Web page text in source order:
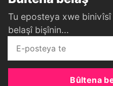
Tu eposteya xwe
belaşî bişînin...
Bûltena